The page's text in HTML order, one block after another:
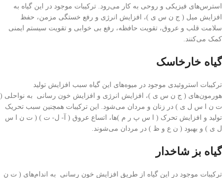
استرس‌های فیزیکی و روحی به کار می‌رود. ترکیبات موجود در این گیاه به
افزایش میل ( ج ن س ی )، افزایش انرژی و رفع خستگی مزمن، حفظ
سلامت قلب و عروق، تقویت حافظه، رفع بی خوابی و تقویت سیستم ایمنی
کمک می‌کنند.
گیاه خارخاسک
ترکیبات استروئیدی موجود در میوه‌های این گیاه سبب افزایش تولید
هورمون‌های ( ج ن س ی )، افزایش انرژی و افزایش خون رسانی به نواحلی (
ت ن ا س ل ی ) در زنان و مردان می‌شود. این ترکیبات همچنین سبب تحریک
تولید و افزایش تحرک ( ا س پ ر م )‌ها، اتساع عروق ( آ- ل- ت ) ( ت ن ا س
ل ی ) و بهبود ( ن ع و ظ ) در مردان می‌شوند.
گیاه بز شاخدار
ترکیبات موجود در این گیاه از طریق افزایش خون رسانی به اندام‌های ( ت ن